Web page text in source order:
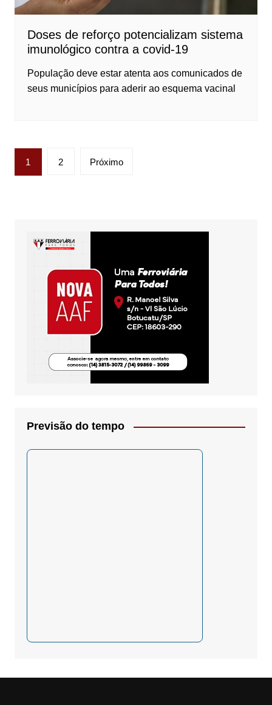
Doses de reforço potencializam sistema
imunológico contra a covid-19
População deve estar atenta aos comunicados de
seus municípios para aderir ao esquema vacinal
Paginação
de
1 2 Próximo
Previsão do tempo